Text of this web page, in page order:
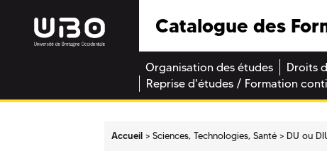
Catalogue des
Organisation des études Droits
Reprise d'études / Formation
Accueil Sciences, Technologies, Santé DU ou